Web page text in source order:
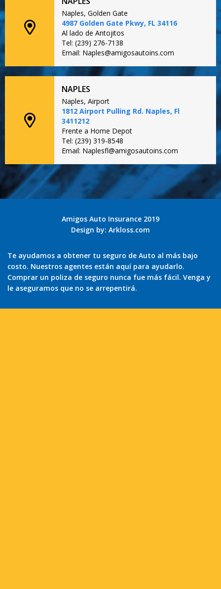
Naples, Golden Gate
4987 Golden Gate Pkwy, FL 34116
Al lado de Antojitos
Tel: (239) 276-7138
Email: Naples@amigosautoins.com
NAPLES
Naples, Airport
1812 Airport Pulling Rd. Naples, Fl
3411212
Frente a Home Depot
Tel: (239) 319-8548
Email: Naplesfl@amigosautoins.com
Amigos Auto Insurance 2019
Design by: Arkloss.com
Te ayudamos a obtener tu seguro de Auto al más bajo
costo. Nuestros agentes están aquí para ayudarlo.
Comprar un poliza de seguro nunca fue más fácil. Venga y
le aseguramos que no se arrepentirá.